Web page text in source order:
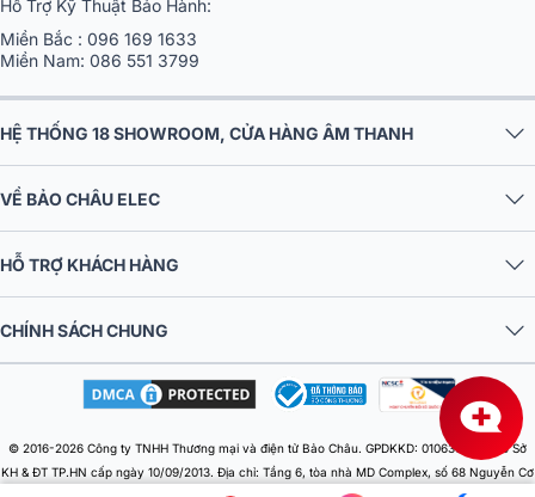
Hỗ Trợ Kỹ Thuật Bảo Hành:
Miền Bắc : 096 169 1633
Miền Nam: 086 551 3799
HỆ THỐNG 18 SHOWROOM, CỬA HÀNG ÂM THANH
VỀ BẢO CHÂU ELEC
HỖ TRỢ KHÁCH HÀNG
CHÍNH SÁCH CHUNG
© 2016-2026 Công ty TNHH Thương mại và điện tử Bảo Châu. GPDKKD: 0106303879 do Sở
KH & ĐT TP.HN cấp ngày 10/09/2013. Địa chỉ: Tầng 6, tòa nhà MD Complex, số 68 Nguyễn Cơ